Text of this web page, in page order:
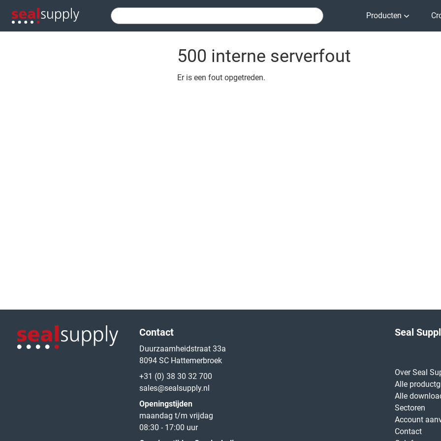
Producten
500 interne serverfout
Er is een fout opgetreden.
Contact
Duurzaamheidstraat 33a
8094 SC Hattemerbroek
+31 (0) 38 30 32 700
sales@sealsupply.nl
Openingstijden
maandag t/m vrijdag
08:30 - 17:00 uur
Seal
Over Seal
Alle
Alle
Sectoren
Account
Contact
Logo van de website